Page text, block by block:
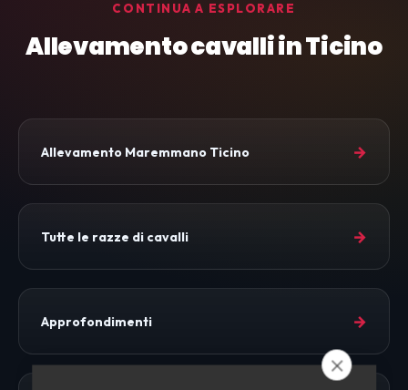
CONTINUA A ESPLORARE
Allevamento cavalli in Ticino
Allevamento Maremmano Ticino →
Tutte le razze di cavalli →
Approfondimenti →